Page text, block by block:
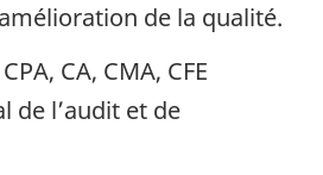
de la qualité.
CA, CMA, CFE
de l’audit et de